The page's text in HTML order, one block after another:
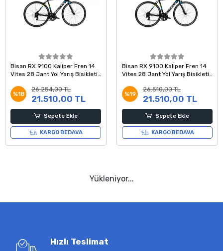
Bisan RX 9100 Kaliper Fren 14
Vites 28 Jant Yol Yarış Bisikleti
%18
26.254,00 TL
21.510,00 TL
Sepete Ekle
KARGO BEDAVA
Bisan RX 9100 Kaliper Fren 14
Vites 28 Jant Yol Yarış Bisikleti
%19
26.510,00 TL
21.510,00 TL
Sepete Ekle
KARGO BEDAVA
Yükleniyor...
Hızlı Teslimat